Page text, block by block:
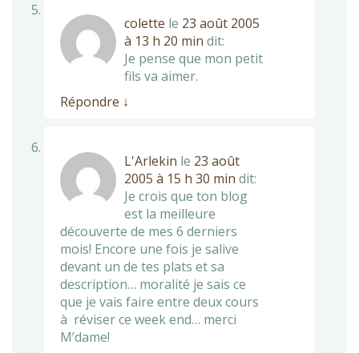
colette le 23 août 2005
à 13 h 20 min dit:
Je pense que mon petit
fils va aimer.
Répondre ↓
L'Arlekin le 23 août
2005 à 15 h 30 min dit:
Je crois que ton blog
est la meilleure
découverte de mes 6 derniers
mois! Encore une fois je salive
devant un de tes plats et sa
description… moralité je sais ce
que je vais faire entre deux cours
à réviser ce week end… merci
M’dame!